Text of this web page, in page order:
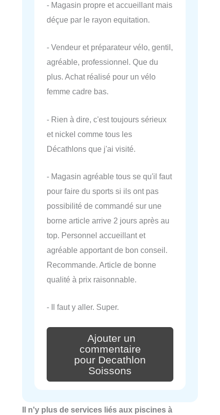
- Magasin propre et accueillant mais
déçue par le rayon equitation.
- Vendeur et préparateur vélo, gentil,
agréable, professionnel. Que du
plus. Achat réalisé pour un vélo
femme cadre bas.
- Rien à dire, c'est toujours sérieux
et nickel comme tous les
Décathlons que j'ai visité.
- Magasin agréable tous se qu'il faut
pour faire du sports si ils ont pas
possibilité de commandé sur une
borne article arrive 2 jours après au
top. Personnel accueillant et
agréable apportant de bon conseil.
Recommande. Article de bonne
qualité à prix raisonnable.
- Il faut y aller. Super.
Ajouter un
commentaire
pour Decathlon
Soissons
Il n'y plus de services liés aux piscines à